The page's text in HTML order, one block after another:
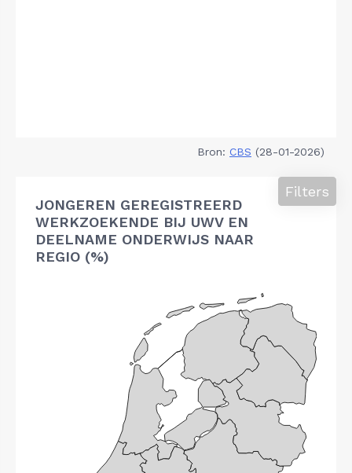
Bron: CBS (28-01-2026)
JONGEREN GEREGISTREERD
WERKZOEKENDE BIJ UWV EN
DEELNAME ONDERWIJS NAAR
REGIO (%)
Filters